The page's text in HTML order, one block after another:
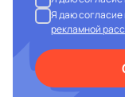
Я даю согласие
рекламной